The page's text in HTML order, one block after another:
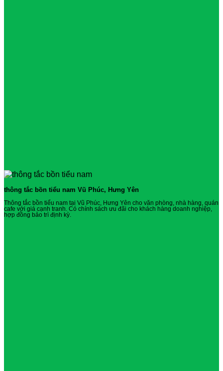
thông tắc bồn tiểu nam Vũ Phúc, Hưng Yên
Thông tắc bồn tiểu nam tại Vũ Phúc, Hưng Yên cho văn phòng, nhà hàng, quán
cafe với giá cạnh tranh. Có chính sách ưu đãi cho khách hàng doanh nghiệp,
hợp đồng bảo trì định kỳ.